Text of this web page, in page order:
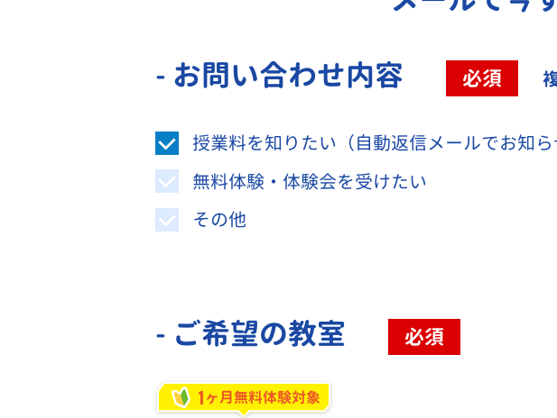
- お問い合わせ内容
必須
授業料を知りたい（自動返信メールでお知ら
無料体験・体験会を受けたい
その他
- ご希望の教室 必須
1ヶ月無料体験対象